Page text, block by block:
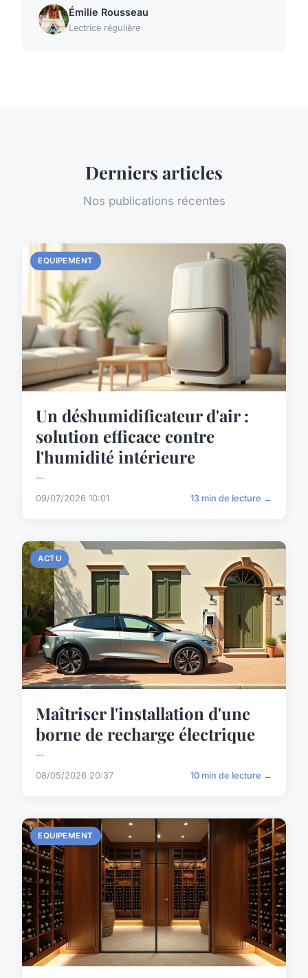
Émilie Rousseau
Lectrice régulière
Derniers articles
Nos publications récentes
EQUIPEMENT
Un déshumidificateur d'air :
solution efficace contre
l'humidité intérieure
...
09/07/2026 10:01 13 min de lecture →
ACTU
Maîtriser l'installation d'une
borne de recharge électrique
...
08/05/2026 20:37 10 min de lecture →
EQUIPEMENT